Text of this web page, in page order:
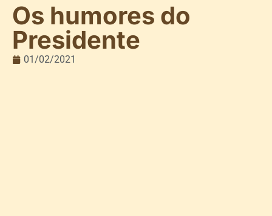
Os humores do
Presidente
01/02/2021